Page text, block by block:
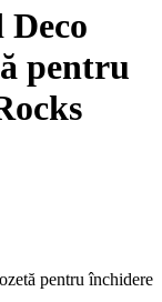
pentru
pentru închidere